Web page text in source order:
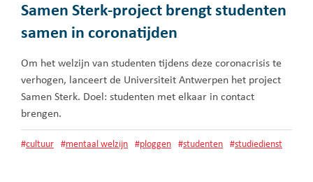
Samen Sterk-project brengt studenten
samen in coronatijden
Om het welzijn van studenten tijdens deze coronacrisis te
verhogen, lanceert de Universiteit Antwerpen het project
Samen Sterk. Doel: studenten met elkaar in contact
brengen.
#cultuur #mentaal welzijn #ploggen #studenten #studiedienst